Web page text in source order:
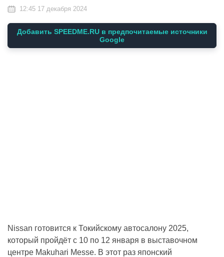
12:45 17 декабря 2024
Добавить SPEEDME.RU в предпочитаемые источники
Google
Nissan готовится к Токийскому автосалону 2025,
который пройдёт с 10 по 12 января в выставочном
центре Makuhari Messe. В этот раз японский